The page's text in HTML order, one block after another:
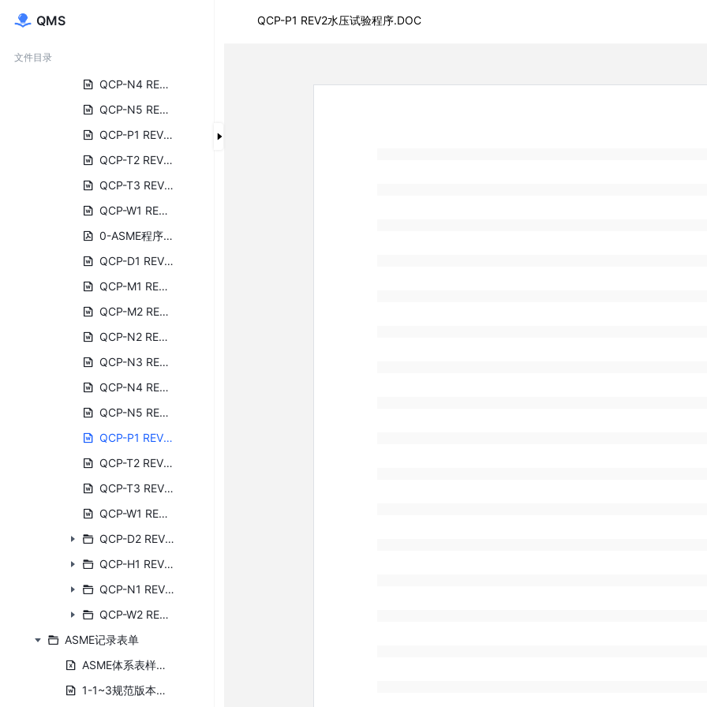
QMS
文件目录
QCP-N4 REV8 MT.docx
QCP-N5 REV10 PT.docx
QCP-P1 REV2水压试验程序.DOC
QCP-T2 REV6目视检测程序(英文）.docx
QCP-T3 REV4焊接检验程序（英文）.DOC
QCP-W1 REV3焊接材料控制程序updated.DOC
0-ASME程序文件英文封面.pdf
QCP-D1 REV1设计人员资格评定程序.docx
QCP-M1 REV材料验收程序(updated).DOC
QCP-M2 REV3材料标志及移植程序.docx
QCP-N2 REV12 RT (updated revision unchanged).docx
QCP-N3 REV11 UT.docx
QCP-N4 REV8 MT.docx
QCP-N5 REV10 PT.docx
QCP-P1 REV2水压试验程序.DOC
QCP-T2 REV6目视检测程序(英文）.docx
QCP-T3 REV4焊接检验程序（英文）.DOC
QCP-W1 REV3焊接材料控制程序updated.DOC
QCP-D2 REV0图纸及技术文件收发管理规定
QCP-H1 REV7 焊后热处理控制程序
QCP-N1 REV11 无损检测人员资格认可规定
QCP-W2 REV2焊接缺陷返工及母材缺陷补焊程序
ASME记录表单
ASME体系表样清单.xlsx
1-1~3规范版本审阅表.doc
QCP-P1 REV2水压试验程序.DOC